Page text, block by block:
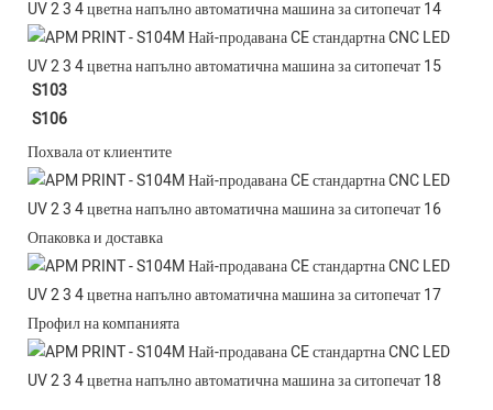
S103
S106
Похвала от клиентите
Опаковка и доставка
Профил на компанията